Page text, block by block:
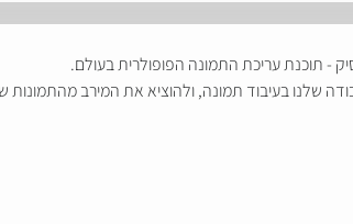
- תוכנת עריכת התמונה הפופולרית בעולם.
שלנו בעיבוד תמונה, ולהוציא את המירב מהתמונות